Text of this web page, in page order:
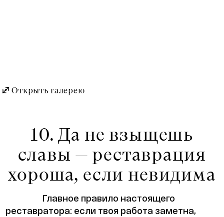
Открыть галерею
10. Да не взыщешь
славы — реставрация
хороша, если невидима
Главное правило настоящего
реставратора: если твоя работа заметна,